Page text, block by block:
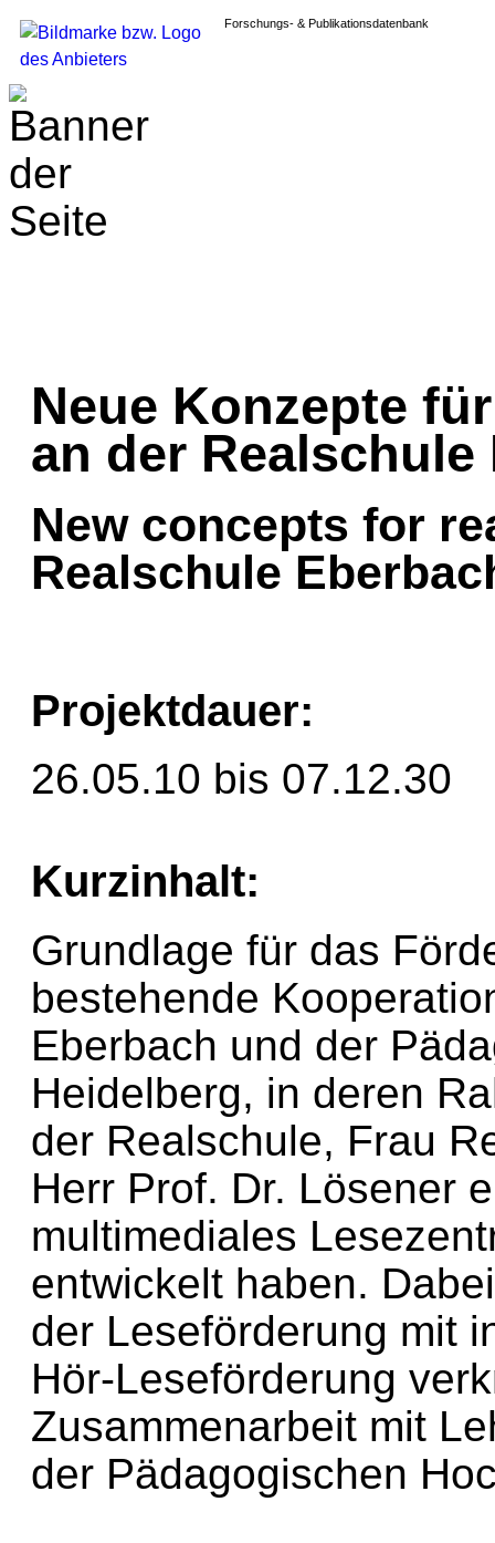
Forschungs- & Publikationsdatenbank
Neue Konzepte
an der Realschule
New concepts for
Realschule
Projektdauer:
26.05.10 bis 07.12.30
Kurzinhalt:
Grundlage für das
bestehende
Eberbach und der
Heidelberg, in deren
der Realschule, Frau
Herr Prof. Dr. Lösener
multimediales
entwickelt haben.
der Leseförderung mit
Hör-Leseförderung
Zusammenarbeit mit
der Pädagogischen